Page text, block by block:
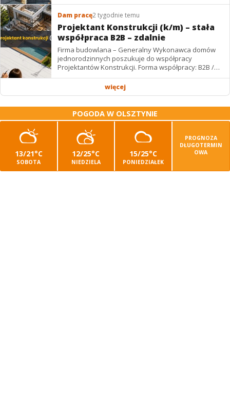
Dam pracę2 tygodnie temu
Projektant Konstrukcji (k/m) – stała
współpraca B2B – zdalnie
Firma budowlana – Generalny Wykonawca domów
jednorodzinnych poszukuje do współpracy
Projektantów Konstrukcji. Forma współpracy: B2B /
podwykonawstwo – zdalnie. Wynagrodzenie: ✔
więcej
POGODA W OLSZTYNIE
13/21°C
SOBOTA
12/25°C
NIEDZIELA
15/25°C
PONIEDZIAŁEK
PROGNOZA
DŁUGOTERMIN
OWA